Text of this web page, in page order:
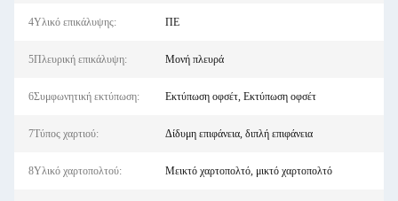
4Υλικό επικάλυψης: ΠΕ
5Πλευρική επικάλυψη: Μονή πλευρά
6Συμφωνητική εκτύπωση: Εκτύπωση οφσέτ, Εκτύπωση οφσέτ
7Τύπος χαρτιού: Δίδυμη επιφάνεια, διπλή επιφάνεια
8Υλικό χαρτοπολτού: Μεικτό χαρτοπολτό, μικτό χαρτοπολτό